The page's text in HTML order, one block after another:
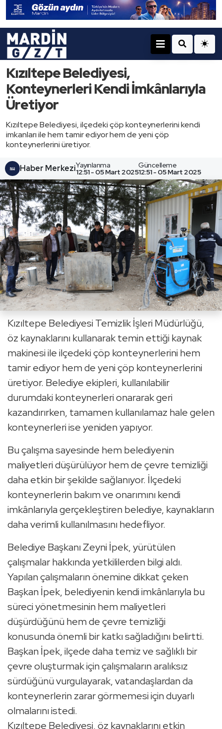
Kızıltepe Belediyesi,
Konteynerleri Kendi İmkânlarıyla
Üretiyor
Kızıltepe Belediyesi, ilçedeki çöp konteynerlerini kendi
imkanları ile hem tamir ediyor hem de yeni çöp
konteynerlerini üretiyor.
Haber MerkeziYayınlanma
12:51 - 05 Mart 2025
Güncelleme
12:51 - 05 Mart 2025
Kızıltepe Belediyesi Temizlik İşleri Müdürlüğü,
öz kaynaklarını kullanarak temin ettiği kaynak
makinesi ile ilçedeki çöp konteynerlerini hem
tamir ediyor hem de yeni çöp konteynerlerini
üretiyor. Belediye ekipleri, kullanılabilir
durumdaki konteynerleri onararak geri
kazandırırken, tamamen kullanılamaz hale gelen
konteynerleri ise yeniden yapıyor.
Bu çalışma sayesinde hem belediyenin
maliyetleri düşürülüyor hem de çevre temizliği
daha etkin bir şekilde sağlanıyor. İlçedeki
konteynerlerin bakım ve onarımını kendi
imkânlarıyla gerçekleştiren belediye, kaynakların
daha verimli kullanılmasını hedefliyor.
Belediye Başkanı Zeyni İpek, yürütülen
çalışmalar hakkında yetkililerden bilgi aldı.
Yapılan çalışmaların önemine dikkat çeken
Başkan İpek, belediyenin kendi imkânlarıyla bu
süreci yönetmesinin hem maliyetleri
düşürdüğünü hem de çevre temizliği
konusunda önemli bir katkı sağladığını belirtti.
Başkan İpek, ilçede daha temiz ve sağlıklı bir
çevre oluşturmak için çalışmaların aralıksız
sürdüğünü vurgulayarak, vatandaşlardan da
konteynerlerin zarar görmemesi için duyarlı
olmalarını istedi.
Kızıltepe Belediyesi, öz kaynaklarını etkin